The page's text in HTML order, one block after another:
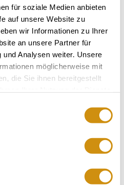
für soziale Medien anbieten
auf unsere Website zu
wir Informationen zu Ihrer
an unsere Partner für
Analysen weiter. Unsere
möglicherweise mit
die Sie ihnen bereitgestellt